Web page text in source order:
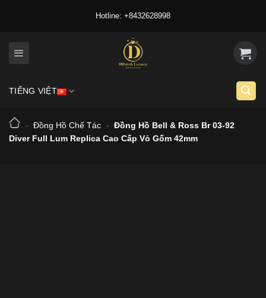
Hotline: +8432628998
TIẾNG VIỆT
- Đồng Hồ Chế Tác - Đồng Hồ Bell & Ross Br 03-92
Diver Full Lum Replica Cao Cấp Vỏ Gốm 42mm